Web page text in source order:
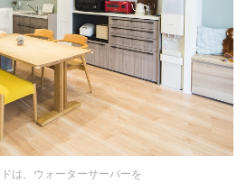
は、ウォーターサーバーを